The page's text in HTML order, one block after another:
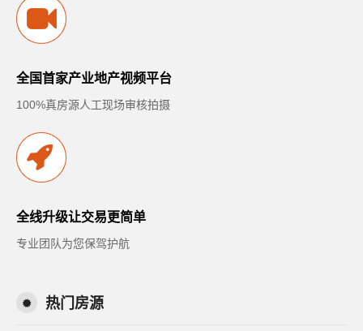
全国首家产业地产视频平台
100%真房源人工现场审核拍摄
全线升级让交易更简单
专业团队为您保驾护航
热门房源